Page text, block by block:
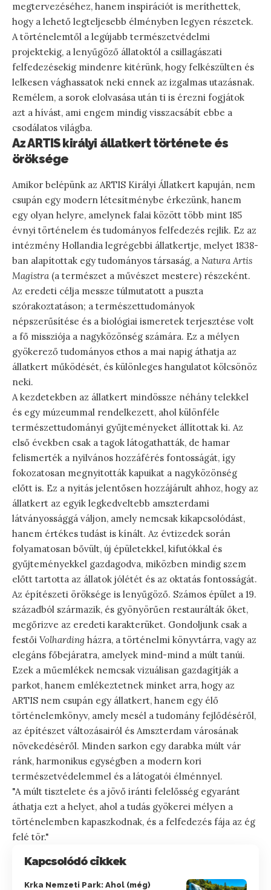
megtervezéséhez, hanem inspirációt is meríthettek,
hogy a lehető legteljesebb élményben legyen részetek.
A történelemtől a legújabb természetvédelmi
projektekig, a lenyűgöző állatoktól a csillagászati
felfedezésekig mindenre kitérünk, hogy felkészülten és
lelkesen vághassatok neki ennek az izgalmas utazásnak.
Remélem, a sorok elolvasása után ti is érezni fogjátok
azt a hívást, ami engem mindig visszacsábít ebbe a
csodálatos világba.
Az ARTIS királyi állatkert története és
öröksége
Amikor belépünk az ARTIS Királyi Állatkert kapuján, nem
csupán egy modern létesítménybe érkezünk, hanem
egy olyan helyre, amelynek falai között több mint 185
évnyi történelem és tudományos felfedezés rejlik. Ez az
intézmény Hollandia legrégebbi állatkertje, melyet 1838-
ban alapítottak egy tudományos társaság, a Natura Artis
Magistra (a természet a művészet mestere) részeként.
Az eredeti célja messze túlmutatott a puszta
szórakoztatáson; a természettudományok
népszerűsítése és a biológiai ismeretek terjesztése volt
a fő missziója a nagyközönség számára. Ez a mélyen
gyökerező tudományos ethos a mai napig áthatja az
állatkert működését, és különleges hangulatot kölcsönöz
neki.
A kezdetekben az állatkert mindössze néhány telekkel
és egy múzeummal rendelkezett, ahol különféle
természettudományi gyűjteményeket állítottak ki. Az
első években csak a tagok látogathatták, de hamar
felismerték a nyilvános hozzáférés fontosságát, így
fokozatosan megnyitották kapuikat a nagyközönség
előtt is. Ez a nyitás jelentősen hozzájárult ahhoz, hogy az
állatkert az egyik legkedveltebb amszterdami
látványossággá váljon, amely nemcsak kikapcsolódást,
hanem értékes tudást is kínált. Az évtizedek során
folyamatosan bővült, új épületekkel, kifutókkal és
gyűjteményekkel gazdagodva, miközben mindig szem
előtt tartotta az állatok jólétét és az oktatás fontosságát.
Az építészeti öröksége is lenyűgöző. Számos épület a 19.
századból származik, és gyönyörűen restaurálták őket,
megőrizve az eredeti karakterüket. Gondoljunk csak a
festői Volharding házra, a történelmi könyvtárra, vagy az
elegáns főbejáratra, amelyek mind-mind a múlt tanúi.
Ezek a műemlékek nemcsak vizuálisan gazdagítják a
parkot, hanem emlékeztetnek minket arra, hogy az
ARTIS nem csupán egy állatkert, hanem egy élő
történelemkönyv, amely mesél a tudomány fejlődéséről,
az építészet változásairól és Amszterdam városának
növekedéséről. Minden sarkon egy darabka múlt vár
ránk, harmonikus egységben a modern kori
természetvédelemmel és a látogatói élménnyel.
"A múlt tisztelete és a jövő iránti felelősség egyaránt
áthatja ezt a helyet, ahol a tudás gyökerei mélyen a
történelemben kapaszkodnak, és a felfedezés fája az ég
felé tör."
Kapcsolódó cikkek
Krka Nemzeti Park: Ahol (még)